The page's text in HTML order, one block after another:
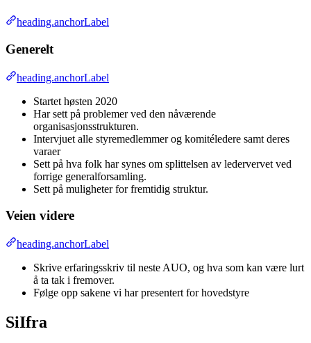
heading.anchorLabel
Generelt
heading.anchorLabel
Startet høsten 2020
Har sett på problemer ved den nåværende
organisasjonsstrukturen.
Intervjuet alle styremedlemmer og komitéledere samt deres
varaer
Sett på hva folk har synes om splittelsen av ledervervet ved
forrige generalforsamling.
Sett på muligheter for fremtidig struktur.
Veien videre
heading.anchorLabel
Skrive erfaringsskriv til neste AUO, og hva som kan være lurt
å ta tak i fremover.
Følge opp sakene vi har presentert for hovedstyre
SiIfra